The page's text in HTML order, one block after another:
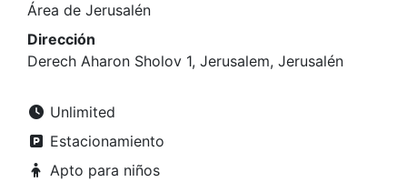
Área de Jerusalén
Dirección
Derech Aharon Sholov 1, Jerusalem, Jerusalén
Unlimited
Estacionamiento
Apto para niños